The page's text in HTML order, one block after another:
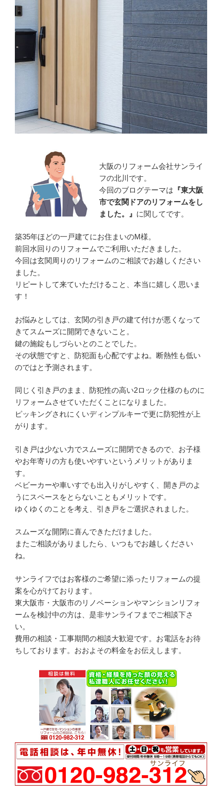
大阪のリフォーム会社サンライ
フの北川です。
今回のブログテーマは 『東大阪
市で玄関ドアのリフォームをし
ました。』 に関してです。
築35年ほどの一戸建てにお住まいのM様。
前回水回りのリフォームでご利用いただきました。
今回は玄関周りのリフォームのご相談でお越しください
ました。
リピートして来ていただけること、本当に嬉しく思いま
す！
お悩みとしては、玄関の引き戸の建て付けが悪くなって
きてスムーズに開閉できないこと。
鍵の施錠もしづらいとのことでした。
その状態ですと、防犯面も心配ですよね。断熱性も低い
のではと予測されます。
同じく引き戸のまま、防犯性の高い2ロック仕様のものに
リフォームさせていただくことになりました。
ピッキングされにくいディンプルキーで更に防犯性が上
がります。
引き戸は少ない力でスムーズに開閉できるので、お子様
やお年寄りの方も使いやすいというメリットがありま
す。
ベビーカーや車いすでも出入りがしやすく、開き戸のよ
うにスペースをとらないこともメリットです。
ゆくゆくのことを考え、引き戸をご選択されました。
スムーズな開閉に喜んできただけました。
またご相談がありましたら、いつもでお越しください
ね。
サンライフではお客様のご希望に添ったリフォームの提
案を心がけております。
東大阪市・大阪市のリノベーションやマンションリフォ
ームを検討中の方は、是非サンライフまでご相談下さ
い。
費用の相談・工事期間の相談大歓迎です。お電話をお待
ちしております。おおよその料金をお伝えします。